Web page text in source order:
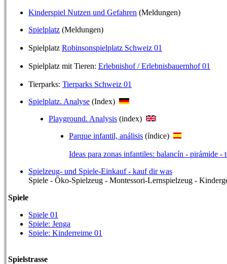
Kinderspiel Nutzen und Gefahren (Meldungen)
Spielplatz (Meldungen)
Spielplatz Robinsonspielplatz Schweiz 01
Spielplatz mit Tieren: Erlebnishof / Erlebnisbauernhof 01
Tierparks: Tierparks Schweiz 01
Spielplatz. Analyse (Index)
Playground. Analysis (index)
Parque infantil, análisis (índice)
Ideas para zonas infantiles: balancín - pirámide -
Spielzeug- und Spiele-Einkauf - kauf dir was
Spiele - Öko-Spielzeug - Montessori-Lernspielzeug -
Spiele
Spiele 01
Spiele: Jenga
Spiele: Kinderreime 01
Spielstrasse